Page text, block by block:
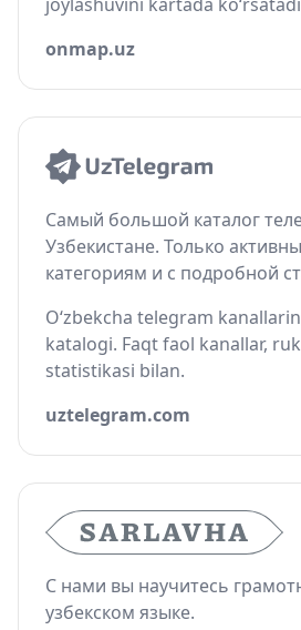
onmap.uz
Самый большой каталог
Узбекистане. Только
категориям и с подробной
O‘zbekcha telegram
katalogi. Faqt faol kanallar,
statistikasi bilan.
uztelegram.com
С нами вы научитесь
узбекском языке.